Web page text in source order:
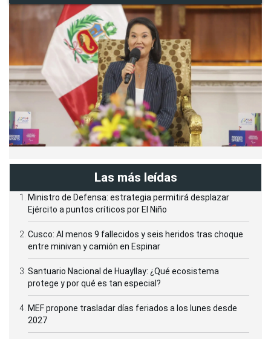
Las más leídas
Ministro de Defensa: estrategia permitirá desplazar
Ejército a puntos críticos por El Niño
Cusco: Al menos 9 fallecidos y seis heridos tras choque
entre minivan y camión en Espinar
Santuario Nacional de Huayllay: ¿Qué ecosistema
protege y por qué es tan especial?
MEF propone trasladar días feriados a los lunes desde
2027